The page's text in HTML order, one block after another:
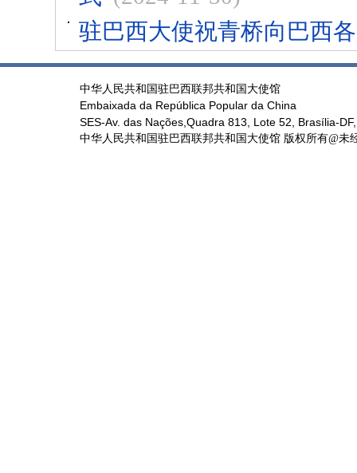
驻巴西大使祝青桥向巴西
中华人民共和国驻巴西联邦共和国大使馆
Embaixada da República Popular da China
SES-Av. das Nações,Quadra 813, Lote 52, Brasília-
中华人民共和国驻巴西联邦共和国大使馆 版权所有@未